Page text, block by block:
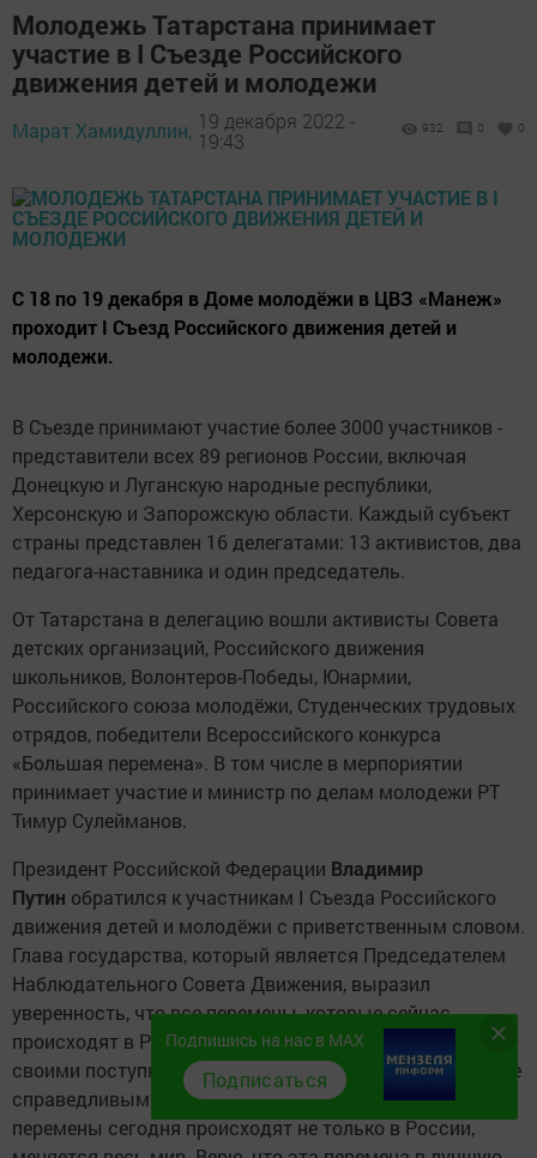
Молодежь Татарстана принимает
участие в I Съезде Российского
движения детей и молодежи
Марат Хамидуллин, 19 декабря 2022 -
19:43
932 0 0
С 18 по 19 декабря в Доме молодёжи в ЦВЗ «Манеж»
проходит I Съезд Российского движения детей и
молодежи.
В Съезде принимают участие более 3000 участников -
представители всех 89 регионов России, включая
Донецкую и Луганскую народные республики,
Херсонскую и Запорожскую области. Каждый субъект
страны представлен 16 делегатами: 13 активистов, два
педагога-наставника и один председатель.
От Татарстана в делегацию вошли активисты Совета
детских организаций, Российского движения
школьников, Волонтеров-Победы, Юнармии,
Российского союза молодёжи, Студенческих трудовых
отрядов, победители Всероссийского конкурса
«Большая перемена». В том числе в мерпориятии
принимает участие и министр по делам молодежи РТ
Тимур Сулейманов.
Президент Российской Федерации Владимир
Путин обратился к участникам I Съезда Российского
движения детей и молодёжи с приветственным словом.
Глава государства, который является Председателем
Наблюдательного Совета Движения, выразил
уверенность, что все перемены, которые сейчас
происходят в России и в мире, ведут к лучшему, а
своими поступками каждый сможет сделать мир более
справедливым. «Вы наверняка знаете - большие
перемены сегодня происходят не только в России,
Подпишись на нас в MAX
Подписаться